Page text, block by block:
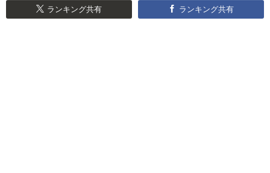
ランキング共有 ランキング共有